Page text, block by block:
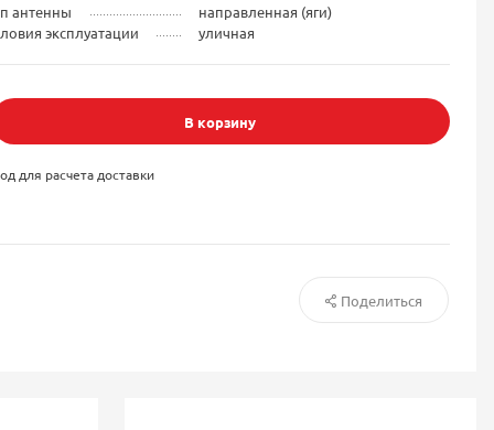
антенны
направленная (яги)
эксплуатации
уличная
В корзину
для расчета доставки
Поделиться